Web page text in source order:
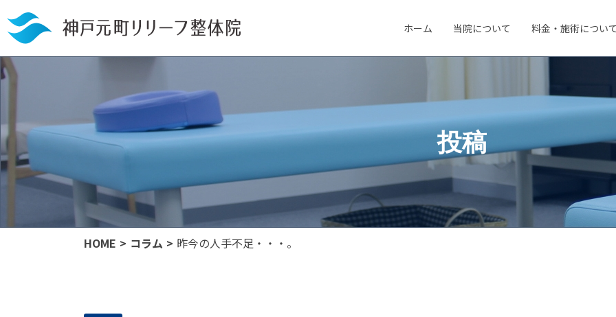
ホーム 当院について 料金・施術について
投稿
HOME コラム 昨今の人手不足・・・。